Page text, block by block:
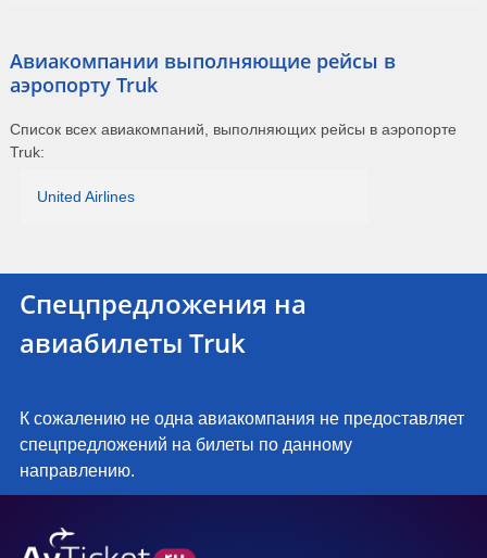
Авиакомпании выполняющие рейсы в
аэропорту Truk
Список всех авиакомпаний, выполняющих рейсы в аэропорте
Truk:
United Airlines
Спецпредложения на
авиабилеты Truk
К сожалению не одна авиакомпания не предоставляет
спецпредложений на билеты по данному
направлению.